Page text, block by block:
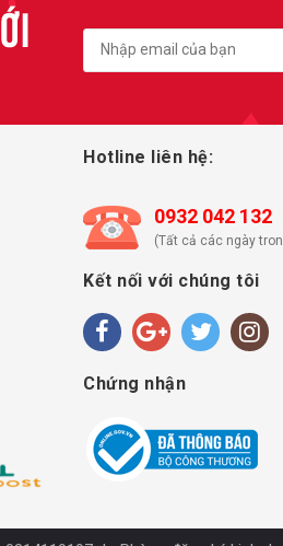
Hotline liên hệ:
0932 042 132
(Tất cả các ngày
Kết nối với chúng tôi
Chứng nhận